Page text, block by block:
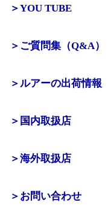
＞YOU TUBE
＞ご質問集（Q&A）
＞ルアーの出荷情報
＞国内取扱店
＞海外取扱店
＞お問い合わせ